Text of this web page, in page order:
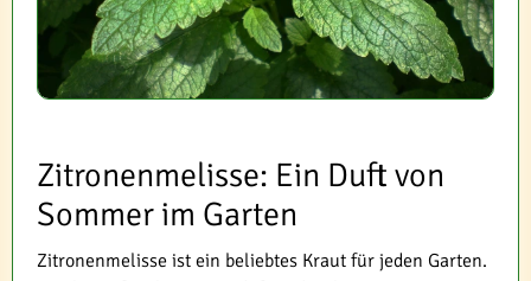
Zitronenmelisse: Ein Duft von
Sommer im Garten
Zitronenmelisse ist ein beliebtes Kraut für jeden Garten.